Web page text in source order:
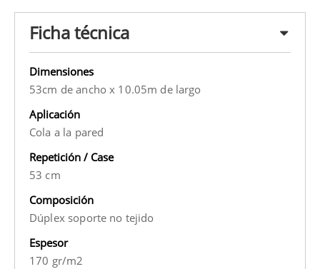
Ficha técnica
Dimensiones
53cm de ancho x 10.05m de largo
Aplicación
Cola a la pared
Repetición / Case
53 cm
Composición
Dúplex soporte no tejido
Espesor
170 gr/m2